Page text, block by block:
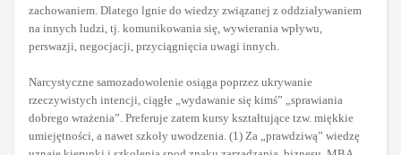
zachowaniem. Dlatego lgnie do wiedzy związanej z oddziaływaniem
na innych ludzi, tj. komunikowania się, wywierania wpływu,
perswazji, negocjacji, przyciągnięcia uwagi innych.
Narcystyczne samozadowolenie osiąga poprzez ukrywanie
rzeczywistych intencji, ciągłe „wydawanie się kimś” „sprawiania
dobrego wrażenia”. Preferuje zatem kursy kształtujące tzw. miękkie
umiejętności, a nawet szkoły uwodzenia. (1) Za „prawdziwą” wiedzę